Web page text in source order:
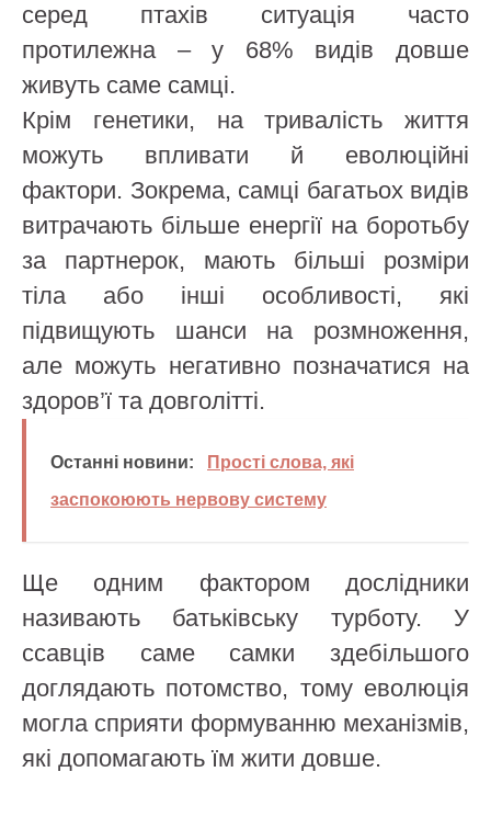
серед птахів ситуація часто
протилежна – у 68% видів довше
живуть саме самці.
Крім генетики, на тривалість життя
можуть впливати й еволюційні
фактори. Зокрема, самці багатьох видів
витрачають більше енергії на боротьбу
за партнерок, мають більші розміри
тіла або інші особливості, які
підвищують шанси на розмноження,
але можуть негативно позначатися на
здоров’ї та довголітті.
Останні новини:
Прості слова, які
заспокоюють нервову систему
Ще одним фактором дослідники
називають батьківську турботу. У
ссавців саме самки здебільшого
доглядають потомство, тому еволюція
могла сприяти формуванню механізмів,
які допомагають їм жити довше.